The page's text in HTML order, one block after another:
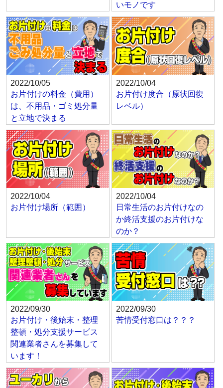
いモノです
2022/10/05
お片付けの料金（費用）
は、不用品・ゴミ処分量
と立地で決まる
2022/10/04
お片付け度合（原状回復
レベル）
2022/10/04
お片付け場所（範囲）
2022/10/04
日常生活のお片付けなの
か終活支援のお片付けな
のか？
2022/09/30
お片付け・後始末・整理
整頓・処分支援サービス
関連業者さんを募集して
います！
2022/09/30
苦情受付窓口は？？？